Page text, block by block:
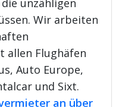
Wir arbeiten
allen Flughäfen
Auto Europe,
und Sixt.
an über